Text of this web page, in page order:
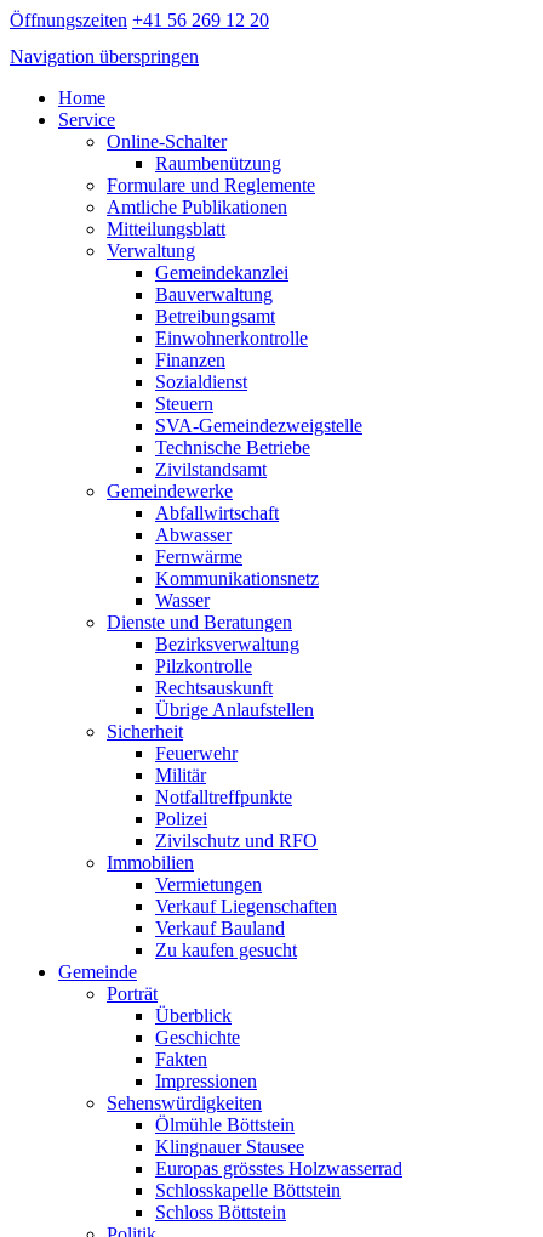
Öffnungszeiten +41 56 269 12 20
Navigation überspringen
Home
Service
Online-Schalter
Raumbenützung
Formulare und Reglemente
Amtliche Publikationen
Mitteilungsblatt
Verwaltung
Gemeindekanzlei
Bauverwaltung
Betreibungsamt
Einwohnerkontrolle
Finanzen
Sozialdienst
Steuern
SVA-Gemeindezweigstelle
Technische Betriebe
Zivilstandsamt
Gemeindewerke
Abfallwirtschaft
Abwasser
Fernwärme
Kommunikationsnetz
Wasser
Dienste und Beratungen
Bezirksverwaltung
Pilzkontrolle
Rechtsauskunft
Übrige Anlaufstellen
Sicherheit
Feuerwehr
Militär
Notfalltreffpunkte
Polizei
Zivilschutz und RFO
Immobilien
Vermietungen
Verkauf Liegenschaften
Verkauf Bauland
Zu kaufen gesucht
Gemeinde
Porträt
Überblick
Geschichte
Fakten
Impressionen
Sehenswürdigkeiten
Ölmühle Böttstein
Klingnauer Stausee
Europas grösstes Holzwasserrad
Schlosskapelle Böttstein
Schloss Böttstein